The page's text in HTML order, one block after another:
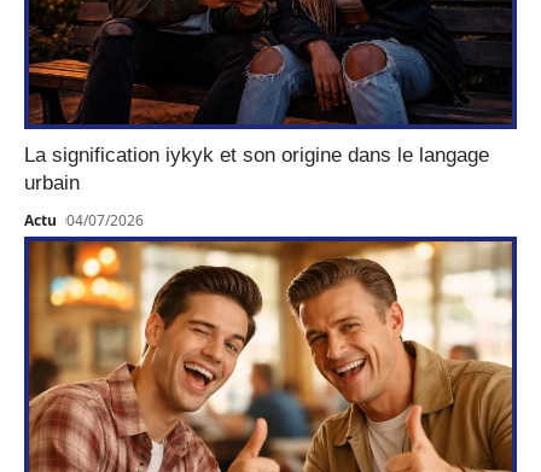
La signification iykyk et son origine dans le langage
urbain
Actu 04/07/2026